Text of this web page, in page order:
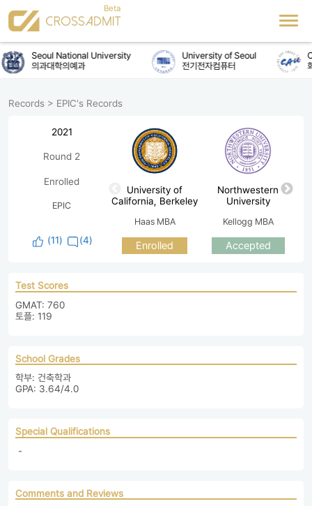
Seoul National University
의과대학의예과
University of Seoul
전기전자컴퓨터
Records > EPIC's Records
2021
Round 2
Enrolled
EPIC
(11) (4)
University of
California, Berkeley
Haas MBA
Enrolled
Northwestern
University
Kellogg MBA
Accepted
Test Scores
GMAT: 760
토플: 119
School Grades
학부: 건축학과
GPA: 3.64/4.0
Special Qualifications
-
Comments and Reviews